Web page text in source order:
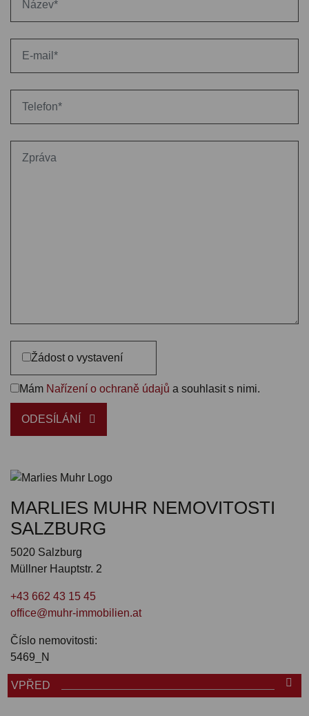
Žádost o vystavení
Mám Nařízení o ochraně údajů a souhlasit s nimi.
ODESÍLÁNÍ
MARLIES MUHR NEMOVITOSTI
SALZBURG
5020 Salzburg
Müllner Hauptstr. 2
+43 662 43 15 45
office@muhr-immobilien.at
Číslo nemovitosti:
5469_N
VPŘED